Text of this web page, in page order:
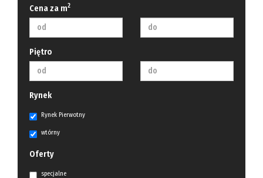
Cena za m2
Piętro
Rynek
Rynek Pierwotny
wtórny
Oferty
specjalne